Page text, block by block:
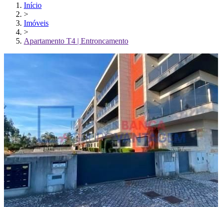
Início
>
Imóveis
>
Apartamento T4 | Entroncamento